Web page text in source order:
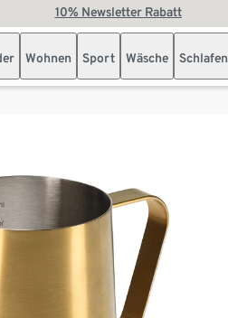
10% Newsletter Rabatt
Wohnen Sport Wäsche Schlafen